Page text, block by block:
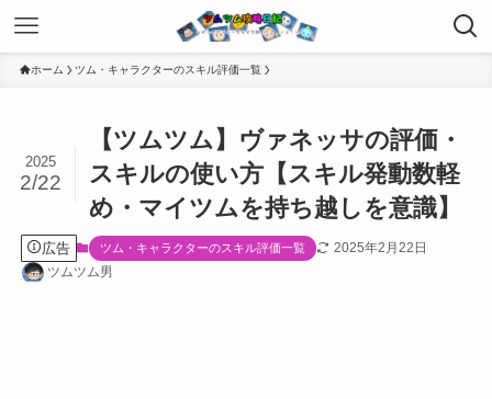
ホーム ツム・キャラクターのスキル評価一覧
【ツムツム】ヴァネッサの評価・
スキルの使い方【スキル発動数軽
め・マイツムを持ち越しを意識】
2025
2/22
広告 ツム・キャラクターのスキル評価一覧
2025年2月22日
ツムツム男